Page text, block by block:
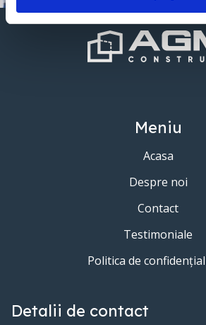
Meniu
Acasa
Despre noi
Contact
Testimoniale
Politica de
Detalii de contact